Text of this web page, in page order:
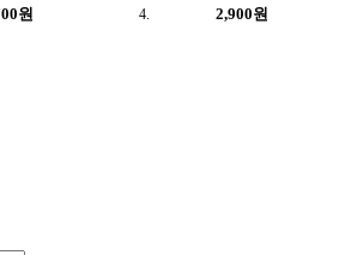
원 2,900원